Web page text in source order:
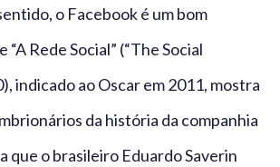
o Facebook é um bom
“A Rede Social” (“The Social
indicado ao Oscar em 2011, mostra
da história da companhia
que o brasileiro Eduardo Saverin